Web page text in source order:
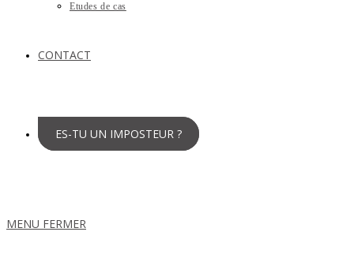
Etudes de cas
CONTACT
ES-TU UN IMPOSTEUR ?
MENU FERMER